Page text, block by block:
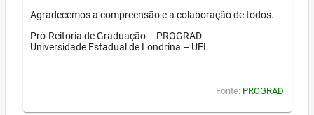
Agradecemos a compreensão e a colaboração de todos.
Pró-Reitoria de Graduação – PROGRAD
Universidade Estadual de Londrina – UEL
Fonte: PROGRAD